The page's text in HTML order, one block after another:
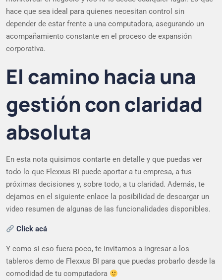
hace que sea ideal para quienes necesitan control sin
depender de estar frente a una computadora, asegurando un
acompañamiento constante en el proceso de expansión
corporativa.
El camino hacia una
gestión con claridad
absoluta
En esta nota quisimos contarte en detalle y que puedas ver
todo lo que Flexxus BI puede aportar a tu empresa, a tus
próximas decisiones y, sobre todo, a tu claridad. Además, te
dejamos en el siguiente enlace la posibilidad de descargar un
video resumen de algunas de las funcionalidades disponibles.
Click acá
Y como si eso fuera poco, te invitamos a ingresar a los
tableros demo de Flexxus BI para que puedas probarlo desde la
comodidad de tu computadora